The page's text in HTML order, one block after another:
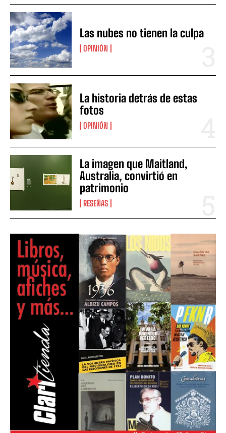
Las nubes no tienen la culpa
OPINIÓN
La historia detrás de estas
fotos
OPINIÓN
La imagen que Maitland,
Australia, convirtió en
patrimonio
RESEÑAS